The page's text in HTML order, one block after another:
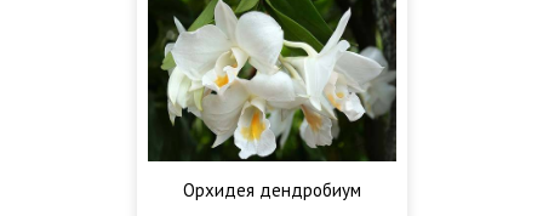
Орхидея дендробиум